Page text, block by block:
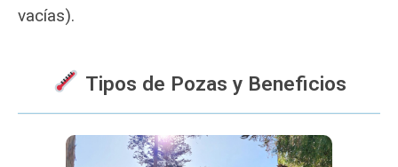
vacías).
️ Tipos de Pozas y Beneficios